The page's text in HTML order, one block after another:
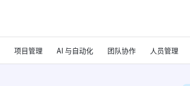
项目管理 AI 与自动化 团队协作 人员管理